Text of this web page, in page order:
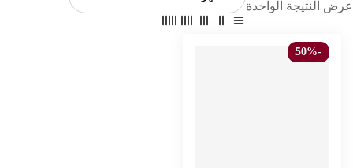
عرض النتيجة الواحدة
-50%